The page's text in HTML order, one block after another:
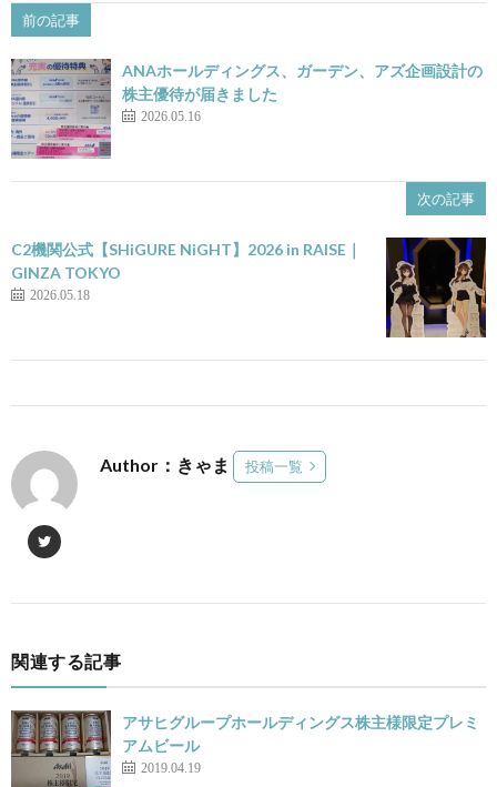
前の記事
ANAホールディングス、ガーデン、アズ企画設計の
株主優待が届きました
2026.05.16
次の記事
C2機関公式【SHiGURE NiGHT】2026 in RAISE｜
GINZA TOKYO
2026.05.18
Author：きゃま 投稿一覧
関連する記事
アサヒグループホールディングス株主様限定プレミ
アムビール
2019.04.19